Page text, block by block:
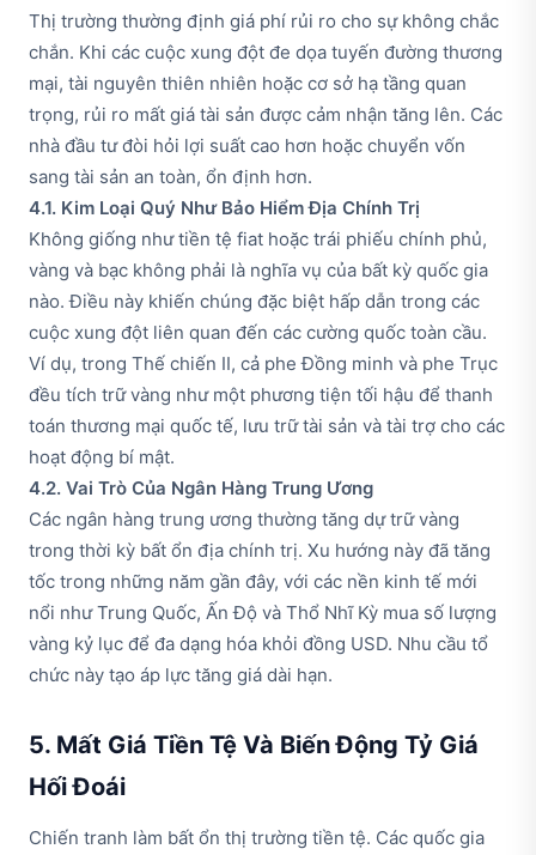
Thị trường thường định giá phí rủi ro cho sự không chắc
chắn. Khi các cuộc xung đột đe dọa tuyến đường thương
mại, tài nguyên thiên nhiên hoặc cơ sở hạ tầng quan
trọng, rủi ro mất giá tài sản được cảm nhận tăng lên. Các
nhà đầu tư đòi hỏi lợi suất cao hơn hoặc chuyển vốn
sang tài sản an toàn, ổn định hơn.
4.1. Kim Loại Quý Như Bảo Hiểm Địa Chính Trị
Không giống như tiền tệ fiat hoặc trái phiếu chính phủ,
vàng và bạc không phải là nghĩa vụ của bất kỳ quốc gia
nào. Điều này khiến chúng đặc biệt hấp dẫn trong các
cuộc xung đột liên quan đến các cường quốc toàn cầu.
Ví dụ, trong Thế chiến II, cả phe Đồng minh và phe Trục
đều tích trữ vàng như một phương tiện tối hậu để thanh
toán thương mại quốc tế, lưu trữ tài sản và tài trợ cho các
hoạt động bí mật.
4.2. Vai Trò Của Ngân Hàng Trung Ương
Các ngân hàng trung ương thường tăng dự trữ vàng
trong thời kỳ bất ổn địa chính trị. Xu hướng này đã tăng
tốc trong những năm gần đây, với các nền kinh tế mới
nổi như Trung Quốc, Ấn Độ và Thổ Nhĩ Kỳ mua số lượng
vàng kỷ lục để đa dạng hóa khỏi đồng USD. Nhu cầu tổ
chức này tạo áp lực tăng giá dài hạn.
5. Mất Giá Tiền Tệ Và Biến Động Tỷ Giá
Hối Đoái
Chiến tranh làm bất ổn thị trường tiền tệ. Các quốc gia